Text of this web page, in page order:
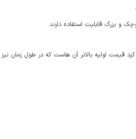
و بزرگ قابلیت استفاده دارند.
کرد قیمت اولیه بالاتر آن هاست که در طول زمان